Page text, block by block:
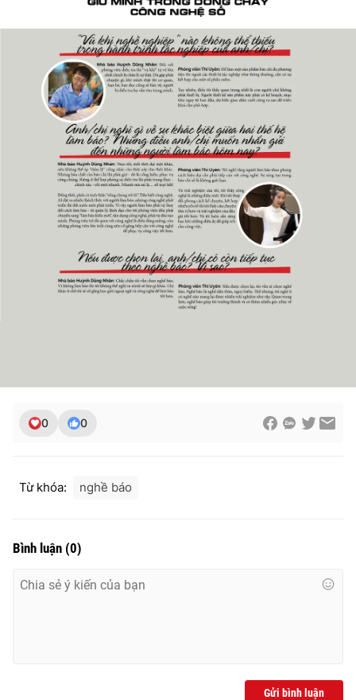
0 0
Từ khóa: nghề báo
Bình luận (0)
Gửi bình luận